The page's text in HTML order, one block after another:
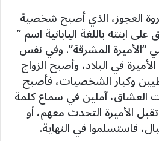
العجوز، الذي أصبح شخصية
ابنته باللغة اليابانية اسم ”
“الأميرة المشرقة”. وفي نفس
في البلاد، وأصبح الزواج
وكبار الشخصيات، فأصبح
العشاق، آملين في سماع كلمة
الأميرة التحدث معهم، أو
فاستسلموا في النهاية.